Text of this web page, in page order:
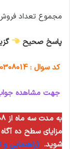
مجموع تعداد
پاسخ صحیح
کد سوال : 140308014
جهت مشاهده
مزایای سطح ده
شوید. (راهنمایی